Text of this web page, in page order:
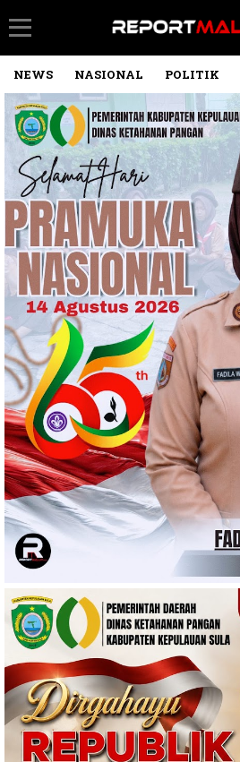
NEWS NASIONAL POLITIK